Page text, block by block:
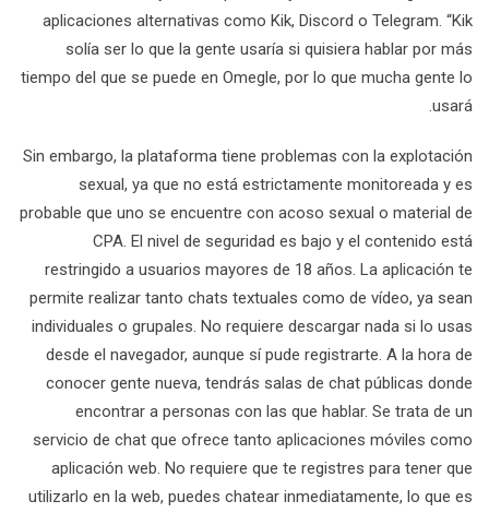
aplicaciones alternativas como Kik, Discord o Telegram. “Kik
solía ser lo que la gente usaría si quisiera hablar por más
tiempo del que se puede en Omegle, por lo que mucha gente lo
usará.
Sin embargo, la plataforma tiene problemas con la explotación
sexual, ya que no está estrictamente monitoreada y es
probable que uno se encuentre con acoso sexual o material de
CPA. El nivel de seguridad es bajo y el contenido está
restringido a usuarios mayores de 18 años. La aplicación te
permite realizar tanto chats textuales como de vídeo, ya sean
individuales o grupales. No requiere descargar nada si lo usas
desde el navegador, aunque sí pude registrarte. A la hora de
conocer gente nueva, tendrás salas de chat públicas donde
encontrar a personas con las que hablar. Se trata de un
servicio de chat que ofrece tanto aplicaciones móviles como
aplicación web. No requiere que te registres para tener que
utilizarlo en la web, puedes chatear inmediatamente, lo que es